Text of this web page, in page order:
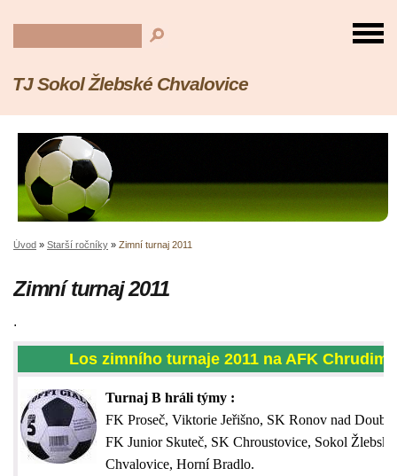
TJ Sokol Žlebské Chvalovice
Úvod » Starší ročníky » Zimní turnaj 2011
Zimní turnaj 2011
.
Los zimního turnaje 2011 na AFK Chrudim.
Turnaj B hráli týmy :
FK Proseč, Viktorie Jeřišno, SK Ronov nad
FK Junior Skuteč, SK Chroustovice, Sokol Žlebské
Chvalovice, Horní Bradlo.